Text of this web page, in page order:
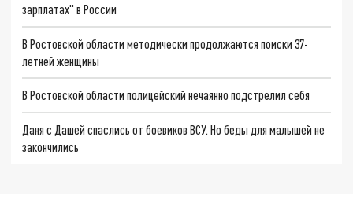
зарплатах" в России
В Ростовской области методически продолжаются поиски 37-
летней женщины
В Ростовской области полицейский нечаянно подстрелил себя
Даня с Дашей спаслись от боевиков ВСУ. Но беды для малышей не
закончились